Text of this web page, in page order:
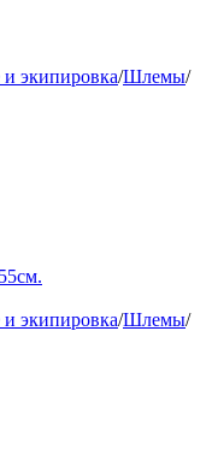
экипировка/Шлемы/
экипировка/Шлемы/